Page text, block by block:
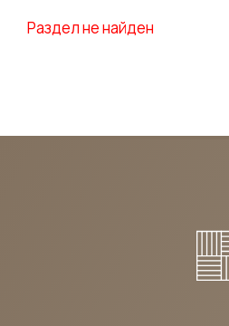
Раздел не найден